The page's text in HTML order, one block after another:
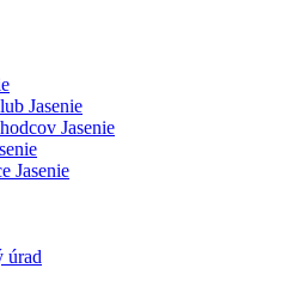
Jasenie
Jasenie
Jasenie
úrad